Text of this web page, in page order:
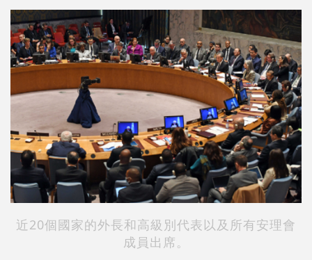
近20個國家的外長和高級別代表以及所有安理會
成員出席。